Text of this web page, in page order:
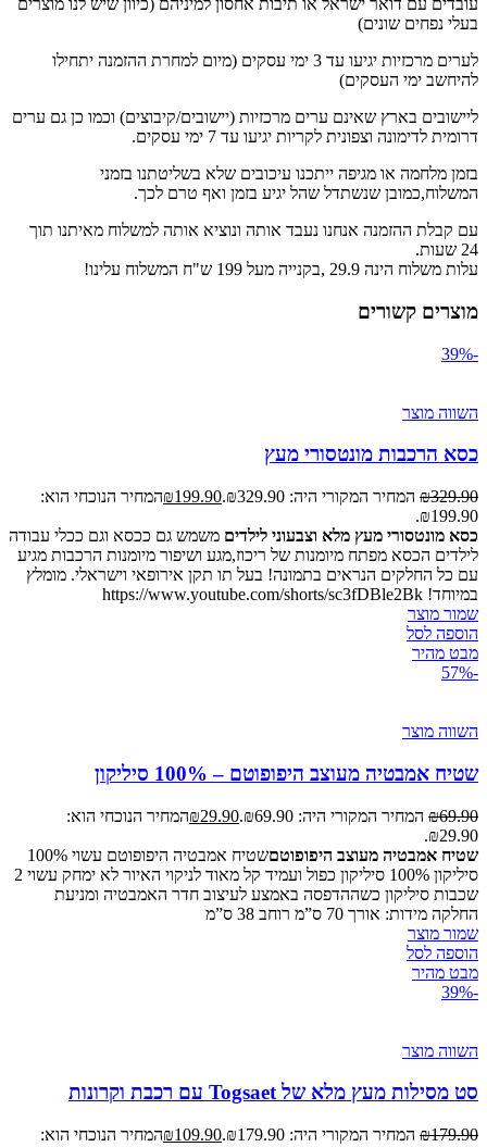
עובדים עם דואר ישראל או תיבות אחסון למיניהם (כיוון שיש לנו מוצרים
בעלי נפחים שונים)
לערים מרכזיות יגיעו עד 3 ימי עסקים (מיום למחרת ההזמנה יתחילו
להיחשב ימי העסקים)
ליישובים בארץ שאינם ערים מרכזיות (יישובים/קיבוצים) וכמו כן גם ערים
דרומית לדימונה וצפונית לקריות יגיעו עד 7 ימי עסקים.
בזמן מלחמה או מגיפה ייתכנו עיכובים שלא בשליטתנו בזמני
המשלוח,כמובן שנשתדל שהל יגיע בזמן ואף טרם לכך.
עם קבלת ההזמנה אנחנו נעבד אותה ונוציא אותה למשלוח מאיתנו תוך
24 שעות.
עלות משלוח הינה 29.9 ,בקנייה מעל 199 ש"ח המשלוח עלינו!
מוצרים קשורים
-39%
השווה מוצר
כסא הרכבות מונטסורי מעץ
₪329.90 המחיר המקורי היה: ₪329.90. ₪199.90
המחיר הנוכחי הוא:
₪199.90.
כסא מונטסורי מעץ מלא וצבעוני לילדים משמש גם ככסא וגם ככלי עבודה
לילדים הכסא מפתח מיומנות של ריכוז,מגע ושיפור מיומנות הרכבות מגיע
עם כל החלקים הנראים בתמונה! בעל תו תקן אירופאי וישראלי. מומלץ
במיוחד! https://www.youtube.com/shorts/sc3fDBle2Bk
שמור מוצר
הוספה לסל
מבט מהיר
-57%
השווה מוצר
שטיח אמבטיה מעוצב היפופוטם – 100% סיליקון
₪69.90 המחיר המקורי היה: ₪69.90. ₪29.90
המחיר הנוכחי הוא:
₪29.90.
שטיח אמבטיה מעוצב היפופוטם
שטיח אמבטיה היפופוטם עשוי 100%
סיליקון 100% סיליקון כפול ועמיד קל מאוד לניקוי האיור לא ימחק עשוי 2
שכבות סיליקון כשההדפסה באמצע לעיצוב חדר האמבטיה ומניעת
החלקה מידות: אורך 70 ס”מ רוחב 38 ס”מ
שמור מוצר
הוספה לסל
מבט מהיר
-39%
השווה מוצר
סט מסילות מעץ מלא של Togsaet עם רכבת וקרונות
₪179.90 המחיר המקורי היה: ₪179.90. ₪109.90
המחיר הנוכחי הוא: